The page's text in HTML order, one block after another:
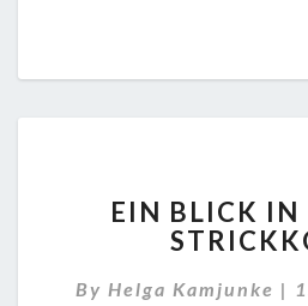
IN
EIN BLICK IN
By Helga Kamjunke |